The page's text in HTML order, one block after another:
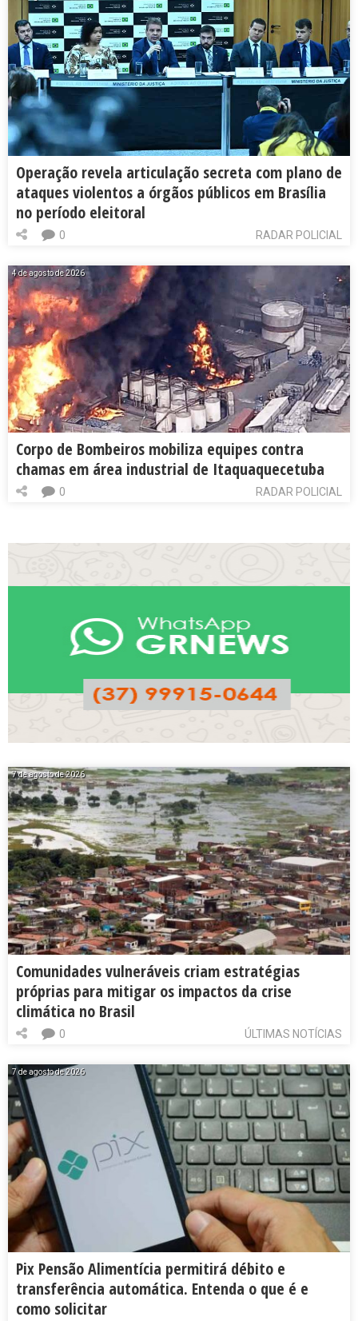
Operação revela articulação secreta com plano de
ataques violentos a órgãos públicos em Brasília
no período eleitoral
RADAR POLICIAL
0
4 de agosto de 2026
Corpo de Bombeiros mobiliza equipes contra
chamas em área industrial de Itaquaquecetuba
RADAR POLICIAL
0
7 de agosto de 2026
Comunidades vulneráveis criam estratégias
próprias para mitigar os impactos da crise
climática no Brasil
ÚLTIMAS NOTÍCIAS
0
7 de agosto de 2026
Pix Pensão Alimentícia permitirá débito e
transferência automática. Entenda o que é e
como solicitar